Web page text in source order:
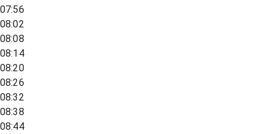
07:56
08:02
08:08
08:14
08:20
08:26
08:32
08:38
08:44